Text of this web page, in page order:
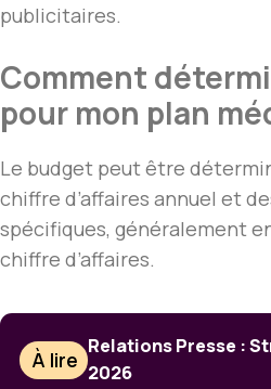
publicitaires.
Comment
pour mon plan
Le budget peut être
chiffre d’affaires annuel et
spécifiques, généralement
chiffre d’affaires.
À lire
Relations Presse :
2026